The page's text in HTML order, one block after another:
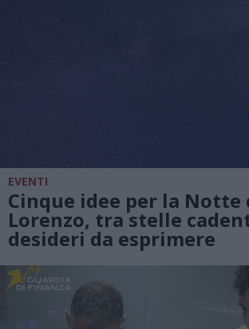
EVENTI
Cinque idee per la Notte
Lorenzo, tra stelle
desideri da esprimere